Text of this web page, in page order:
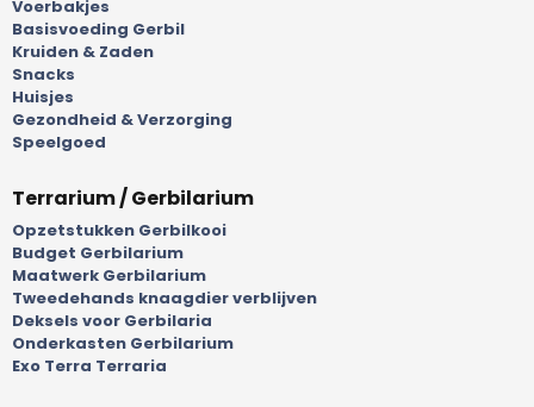
Voerbakjes
Basisvoeding Gerbil
Kruiden & Zaden
Snacks
Huisjes
Gezondheid & Verzorging
Speelgoed
Terrarium / Gerbilarium
Opzetstukken Gerbilkooi
Budget Gerbilarium
Maatwerk Gerbilarium
Tweedehands knaagdier verblijven
Deksels voor Gerbilaria
Onderkasten Gerbilarium
Exo Terra Terraria